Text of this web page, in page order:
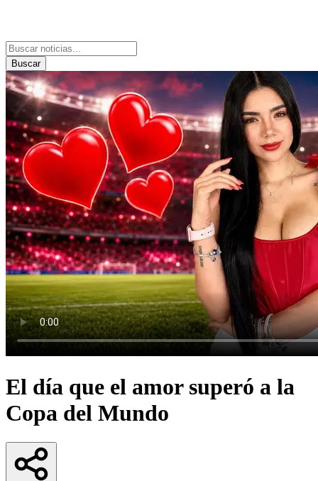
Buscar
El día que el amor superó a la
Copa del Mundo